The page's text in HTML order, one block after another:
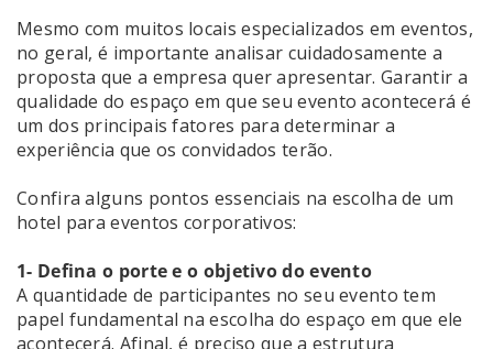
Mesmo com muitos locais especializados em eventos,
no geral, é importante analisar cuidadosamente a
proposta que a empresa quer apresentar. Garantir a
qualidade do espaço em que seu evento acontecerá é
um dos principais fatores para determinar a
experiência que os convidados terão.
Confira alguns pontos essenciais na escolha de um
hotel para eventos corporativos:
1- Defina o porte e o objetivo do evento
A quantidade de participantes no seu evento tem
papel fundamental na escolha do espaço em que ele
acontecerá. Afinal, é preciso que a estrutura